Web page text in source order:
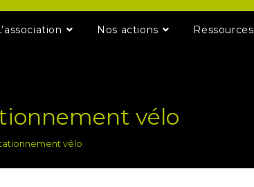
Nos actions Ressources
vélo
vélo